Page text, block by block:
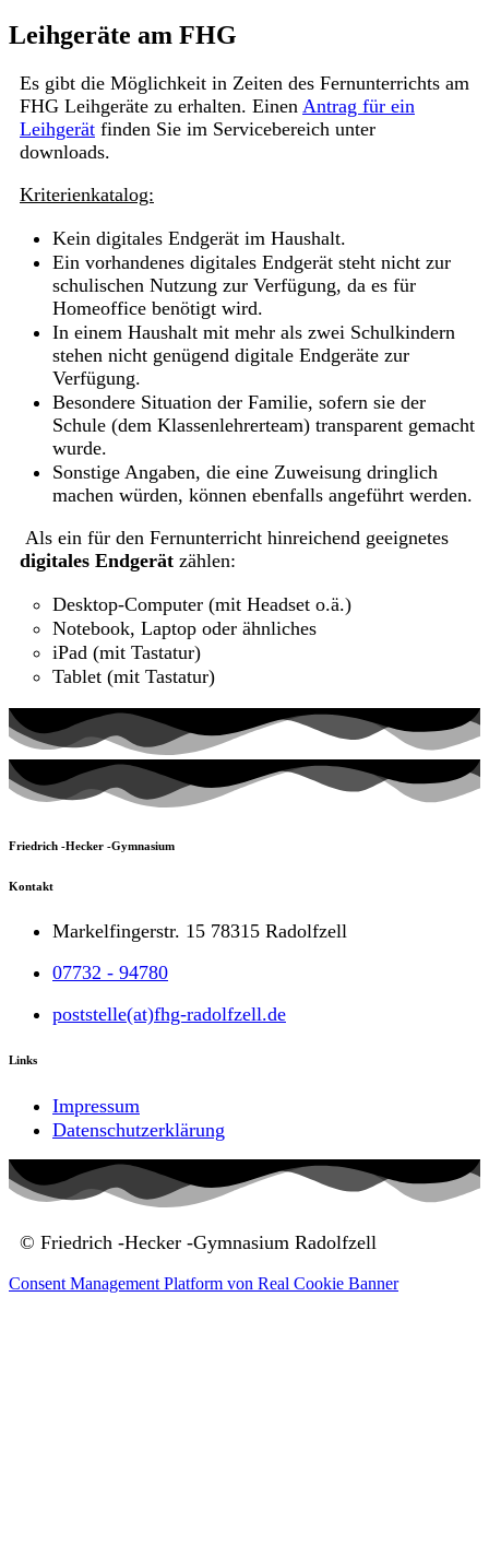
Leihgeräte am FHG
Es gibt die Möglichkeit in Zeiten des Fernunterrichts am
FHG Leihgeräte zu erhalten. Einen Antrag für ein
Leihgerät finden Sie im Servicebereich unter
downloads.
Kriterienkatalog:
Kein digitales Endgerät im Haushalt.
Ein vorhandenes digitales Endgerät steht nicht zur
schulischen Nutzung zur Verfügung, da es für
Homeoffice benötigt wird.
In einem Haushalt mit mehr als zwei Schulkindern
stehen nicht genügend digitale Endgeräte zur
Verfügung.
Besondere Situation der Familie, sofern sie der
Schule (dem Klassenlehrerteam) transparent gemacht
wurde.
Sonstige Angaben, die eine Zuweisung dringlich
machen würden, können ebenfalls angeführt werden.
Als ein für den Fernunterricht hinreichend geeignetes
digitales Endgerät zählen:
Desktop-Computer (mit Headset o.ä.)
Notebook, Laptop oder ähnliches
iPad (mit Tastatur)
Tablet (mit Tastatur)
Friedrich -Hecker -Gymnasium
Kontakt
Markelfingerstr. 15 78315 Radolfzell
07732 - 94780
poststelle(at)fhg-radolfzell.de
Links
Impressum
Datenschutzerklärung
© Friedrich -Hecker -Gymnasium Radolfzell
Consent Management Platform von Real Cookie Banner